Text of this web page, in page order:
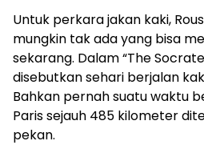
Untuk perkara jakan kaki,
mungkin tak ada yang bisa
sekarang. Dalam “The
disebutkan sehari berjalan
Bahkan pernah suatu waktu
Paris sejauh 485 kilometer
pekan.